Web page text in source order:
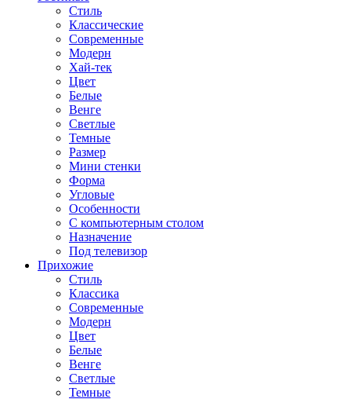
Стиль
Классические
Современные
Модерн
Хай-тек
Цвет
Белые
Венге
Светлые
Темные
Размер
Мини стенки
Форма
Угловые
Особенности
С компьютерным столом
Назначение
Под телевизор
Прихожие
Стиль
Классика
Современные
Модерн
Цвет
Белые
Венге
Светлые
Темные